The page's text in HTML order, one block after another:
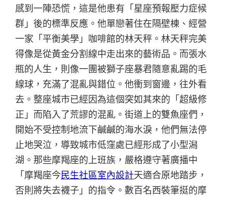
感到一陣恐慌，這是他患有「星座預報壓力症候
群」後的標準反應。他單戀著住在隔壁棟、經營
一家「平衡美學」咖啡館的林天秤。林天秤完美
得像是從黃金分割線中走出來的藝術品。而張水
瓶的人生，則像一團被獅子座暴君隨意亂踢的毛
線球，充滿了混亂與錯位。他衝到窗邊，往外看
去。整座城市已經因為這個突如其來的「超級修
正」而陷入了荒謬的混亂。街道上的雙魚座們，
開始不受控制地流下鹹鹹的海水淚，他們無法停
止地哭泣，導致城市低窪處已經形成了小型潟
湖。那些摩羯座的上班族，嚴格遵守著廣播中
「摩羯座今民生社區室內設計天適合原地踏步，
否則將失去襪子」的指令。數百名西裝筆挺的摩